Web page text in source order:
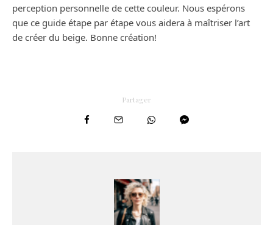
perception personnelle de cette couleur. Nous espérons
que ce guide étape par étape vous aidera à maîtriser l’art
de créer du beige. Bonne création!
Partager